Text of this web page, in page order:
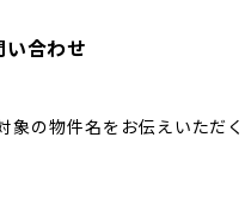
合わせ
象の物件名をお伝えいただく